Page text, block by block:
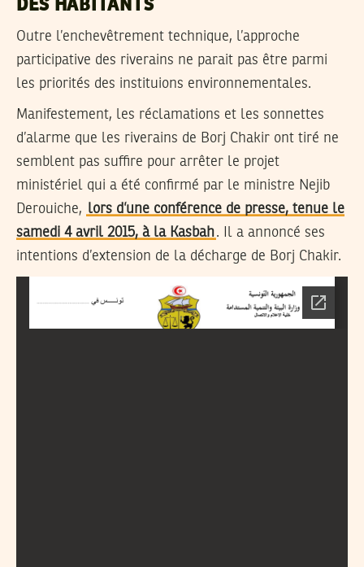
DES HABITANTS
Outre l’enchevêtrement technique, l’approche
participative des riverains ne parait pas être parmi
les priorités des instituions environnementales.
Manifestement, les réclamations et les sonnettes
d’alarme que les riverains de Borj Chakir ont tiré ne
semblent pas suffire pour arrêter le projet
ministériel qui a été confirmé par le ministre Nejib
Derouiche, lors d’une conférence de presse, tenue le
samedi 4 avril 2015, à la Kasbah. Il a annoncé ses
intentions d’extension de la décharge de Borj Chakir.